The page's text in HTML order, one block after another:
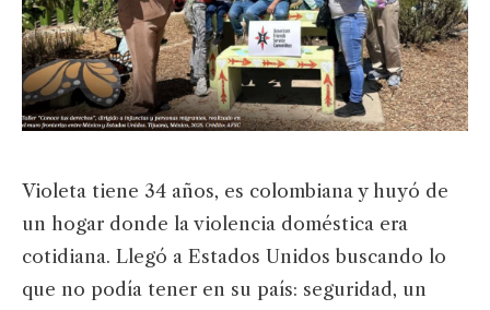
Violeta tiene 34 años, es colombiana y huyó de
un hogar donde la violencia doméstica era
cotidiana. Llegó a Estados Unidos buscando lo
que no podía tener en su país: seguridad, un